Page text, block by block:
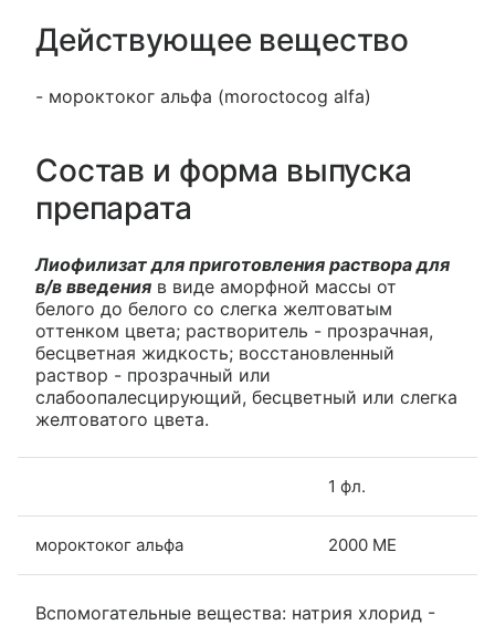
Действующее вещество
- мороктоког альфа (moroctocog alfa)
Состав и форма выпуска
препарата
Лиофилизат для приготовления раствора для
в/в введения в виде аморфной массы от
белого до белого со слегка желтоватым
оттенком цвета; растворитель - прозрачная,
бесцветная жидкость; восстановленный
раствор - прозрачный или
слабоопалесцирующий, бесцветный или слегка
желтоватого цвета.
1 фл.
мороктоког альфа 2000 МЕ
Вспомогательные вещества: натрия хлорид -